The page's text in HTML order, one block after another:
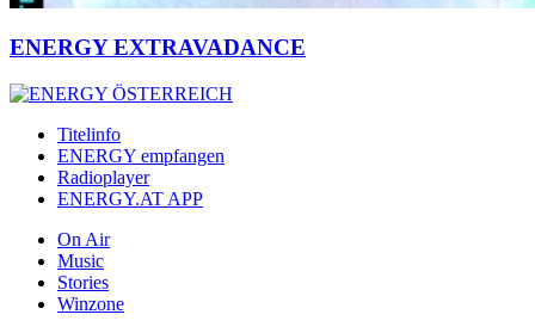
ENERGY EXTRAVADANCE
Titelinfo
ENERGY empfangen
Radioplayer
ENERGY.AT APP
On Air
Music
Stories
Winzone